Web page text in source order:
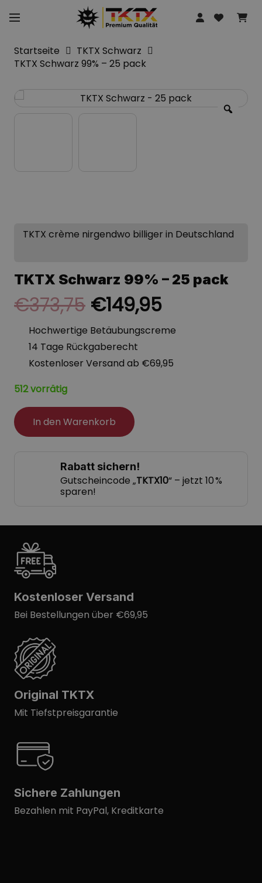
Startseite
TKTX Schwarz
TKTX Schwarz 99% – 25 pack
TKTX crème nirgendwo billiger in Deutschland
TKTX Schwarz 99% – 25 pack
€373,75 Ursprünglicher
Preis
war:
€373,75
€149,95Aktueller
ist:
€149,95.
Hochwertige Betäubungscreme
14 Tage Rückgaberecht
Kostenloser Versand ab €69,95
512 vorrätig
In den Warenkorb
Rabatt sichern!
Gutscheincode „TKTX10“ – jetzt 10 %
sparen!
Kostenloser Versand
Bei Bestellungen über €69,95
Original TKTX
Mit Tiefstpreisgarantie
Sichere Zahlungen
Bezahlen mit PayPal, Kreditkarte